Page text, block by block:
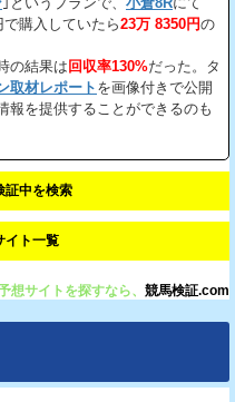
購入していたら23万 8350円の
の結果は 回収率130%だった。タ
取材レポート を画像付きで公開
報を提供することができるのも
証中を検索
イト一覧
想サイトを探すなら、 競馬検証.com